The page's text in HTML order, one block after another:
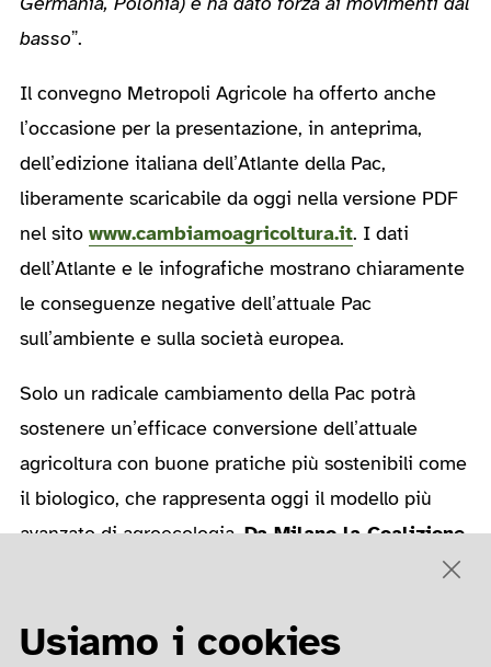
basso”.
Il convegno Metropoli Agricole ha offerto anche
l’occasione per la presentazione, in anteprima,
dell’edizione italiana dell’Atlante della Pac,
liberamente scaricabile da oggi nella versione PDF
nel sito www.cambiamoagricoltura.it. I dati
dell’Atlante e le infografiche mostrano chiaramente
le conseguenze negative dell’attuale Pac
sull’ambiente e sulla società europea.
Solo un radicale cambiamento della Pac potrà
sostenere un’efficace conversione dell’attuale
agricoltura con buone pratiche più sostenibili come
il biologico, che rappresenta oggi il modello più
avanzato di agroecologia.Da Milano la Coalizione
l’ambiziosa
biologica entro il 2030 come contributo
Usiamo i cookies